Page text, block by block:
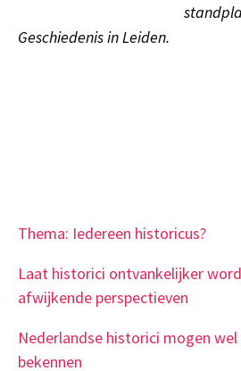
Geschiedenis in Leiden.
Thema: Iedereen historicus?
Laat historici ontvankelijker
afwijkende perspectieven
Nederlandse historici mogen
bekennen